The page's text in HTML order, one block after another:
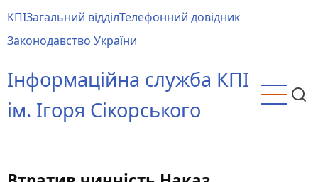
до
основного
КПІЗагальний відділТелефонний довідник
Законодавство України
Інформаційна служба КПІ
ім. Ігоря Сікорського